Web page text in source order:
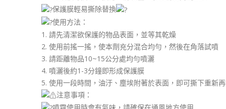
保護膜輕易撕除替換
使用方法：
1. 請先清潔欲保護的物品表面，並等其乾燥
2. 使用前搖一搖，使本劑充分混合均勻，然後在角落試噴
3. 請距離物品10~15公分處均勻噴灑
4. 噴灑後約1-3分鐘即形成保護膜
5. 使用一段時間，油汙、塵埃附著於表面，即可撕下重新
注意事項：